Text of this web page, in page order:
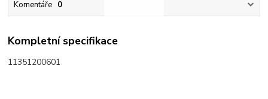
Komentáře 0
Kompletní specifikace
11351200601